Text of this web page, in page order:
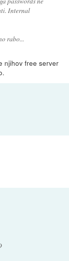
Internal
rabo...
njihov free server